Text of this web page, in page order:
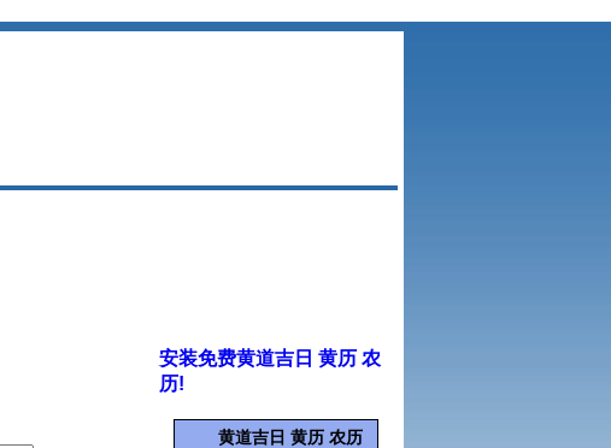
安装免费黄道吉日 黄历 农
历!
黄道吉日 黄历 农历